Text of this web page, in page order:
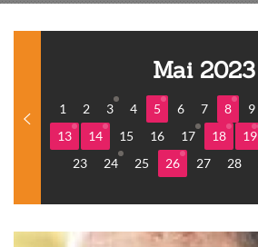
Mai 2023
1 2 3 4 5 6 7 8 9
13
14 15 16 17 18 19
23
24 25 26 27 28